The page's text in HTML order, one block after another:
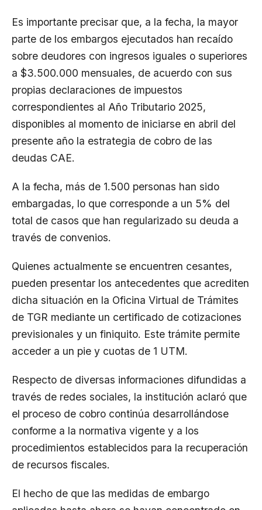
Es importante precisar que, a la fecha, la mayor
parte de los embargos ejecutados han recaído
sobre deudores con ingresos iguales o superiores
a $3.500.000 mensuales, de acuerdo con sus
propias declaraciones de impuestos
correspondientes al Año Tributario 2025,
disponibles al momento de iniciarse en abril del
presente año la estrategia de cobro de las
deudas CAE.
A la fecha, más de 1.500 personas han sido
embargadas, lo que corresponde a un 5% del
total de casos que han regularizado su deuda a
través de convenios.
Quienes actualmente se encuentren cesantes,
pueden presentar los antecedentes que acrediten
dicha situación en la Oficina Virtual de Trámites
de TGR mediante un certificado de cotizaciones
previsionales y un finiquito. Este trámite permite
acceder a un pie y cuotas de 1 UTM.
Respecto de diversas informaciones difundidas a
través de redes sociales, la institución aclaró que
el proceso de cobro continúa desarrollándose
conforme a la normativa vigente y a los
procedimientos establecidos para la recuperación
de recursos fiscales.
El hecho de que las medidas de embargo